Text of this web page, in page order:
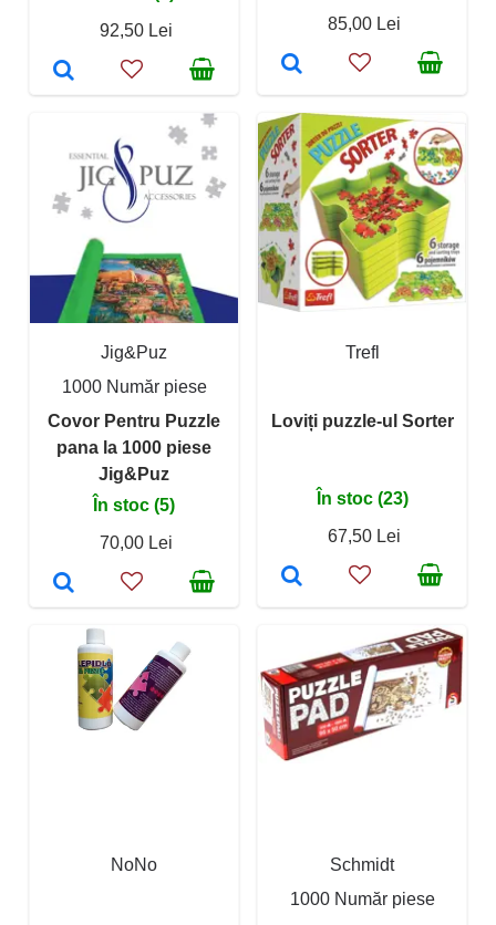
92,50 Lei
85,00 Lei
Jig&Puz
1000 Număr piese
Covor Pentru Puzzle
pana la 1000 piese
Jig&Puz
În stoc (5)
70,00 Lei
Trefl
Loviți puzzle-ul Sorter
În stoc (23)
67,50 Lei
NoNo
Schmidt
1000 Număr piese